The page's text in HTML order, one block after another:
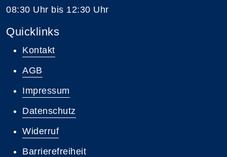
08:30 Uhr bis 12:30 Uhr
Quicklinks
Kontakt
AGB
Impressum
Datenschutz
Widerruf
Barrierefreiheit